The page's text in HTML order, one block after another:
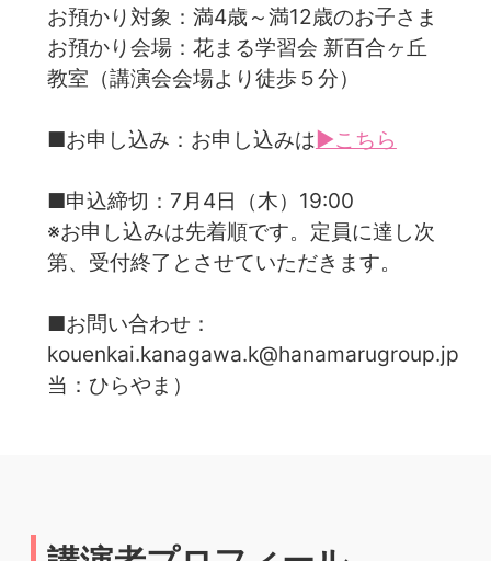
お預かり対象：満4歳～満12歳のお子さま
お預かり会場：花まる学習会 新百合ヶ丘
教室（講演会会場より徒歩５分）
■お申し込み：お申し込みは▶こちら
■申込締切：7月4日（木）19:00
※お申し込みは先着順です。定員に達し次
第、受付終了とさせていただきます。
■お問い合わせ：
kouenkai.kanagawa.k@hanamarugroup.jp（
当：ひらやま）